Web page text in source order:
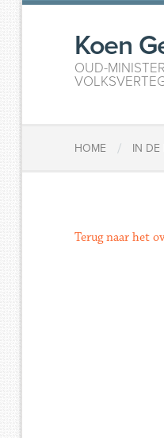
Koen
OUD-
HOME / IN DE
Terug naar het